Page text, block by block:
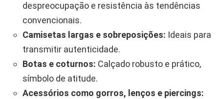
despreocupação e resistência às tendências
convencionais.
Camisetas largas e sobreposições: Ideais para
transmitir autenticidade.
Botas e coturnos: Calçado robusto e prático,
símbolo de atitude.
Acessórios como gorros, lenços e piercings: